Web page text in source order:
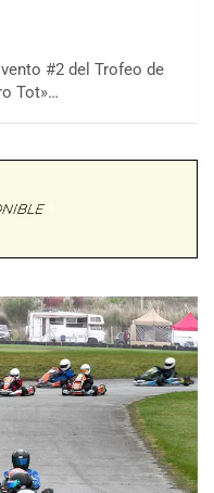
#2 del Trofeo de
Tot»…